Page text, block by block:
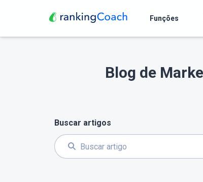
Funções
Blog de
Buscar artigos